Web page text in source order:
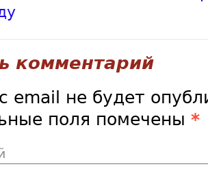
комментарий
email не будет
поля помечены *